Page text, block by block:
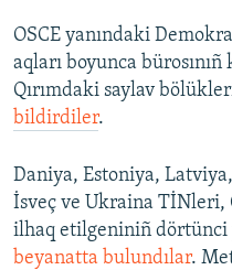
OSCE yanındaki
aqları boyunca
Qırımdaki saylav
bildirdiler.
Daniya, Estoniya,
İsveç ve Ukraina TİNleri,
ilhaq etilgeniniñ dörtünci
beyanatta bulundılar.